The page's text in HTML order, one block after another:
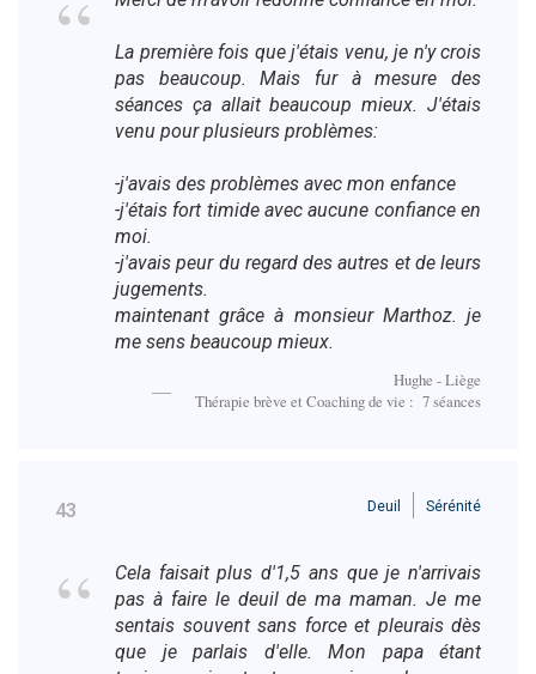
La première fois que j'étais venu, je n'y crois
pas beaucoup. Mais fur à mesure des
séances ça allait beaucoup mieux. J'étais
venu pour plusieurs problèmes:
-j'avais des problèmes avec mon enfance
-j'étais fort timide avec aucune confiance en
moi.
-j'avais peur du regard des autres et de leurs
jugements.
maintenant grâce à monsieur Marthoz. je
me sens beaucoup mieux.
Hughe - Liège
Thérapie brève et Coaching de vie : 7 séances
43 Deuil Sérénité
Cela faisait plus d'1,5 ans que je n'arrivais
pas à faire le deuil de ma maman. Je me
sentais souvent sans force et pleurais dès
que je parlais d'elle. Mon papa étant